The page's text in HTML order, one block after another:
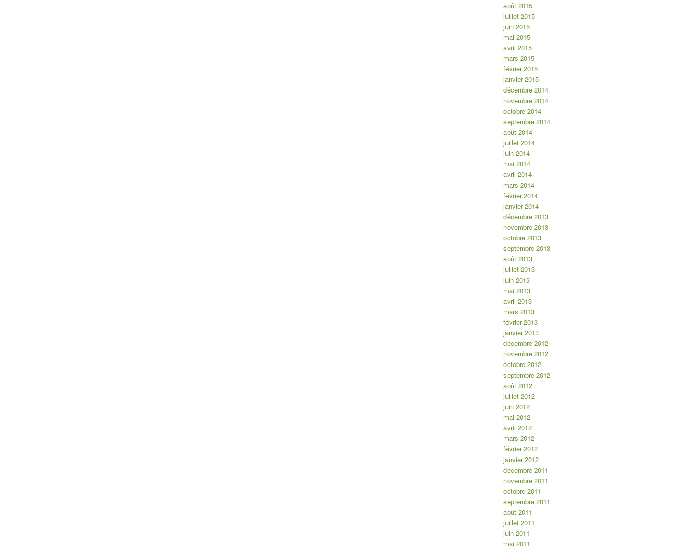
août 2015
juillet 2015
juin 2015
mai 2015
avril 2015
mars 2015
février 2015
janvier 2015
décembre 2014
novembre 2014
octobre 2014
septembre 2014
août 2014
juillet 2014
juin 2014
mai 2014
avril 2014
mars 2014
février 2014
janvier 2014
décembre 2013
novembre 2013
octobre 2013
septembre 2013
août 2013
juillet 2013
juin 2013
mai 2013
avril 2013
mars 2013
février 2013
janvier 2013
décembre 2012
novembre 2012
octobre 2012
septembre 2012
août 2012
juillet 2012
juin 2012
mai 2012
avril 2012
mars 2012
février 2012
janvier 2012
décembre 2011
novembre 2011
octobre 2011
septembre 2011
août 2011
juillet 2011
juin 2011
mai 2011